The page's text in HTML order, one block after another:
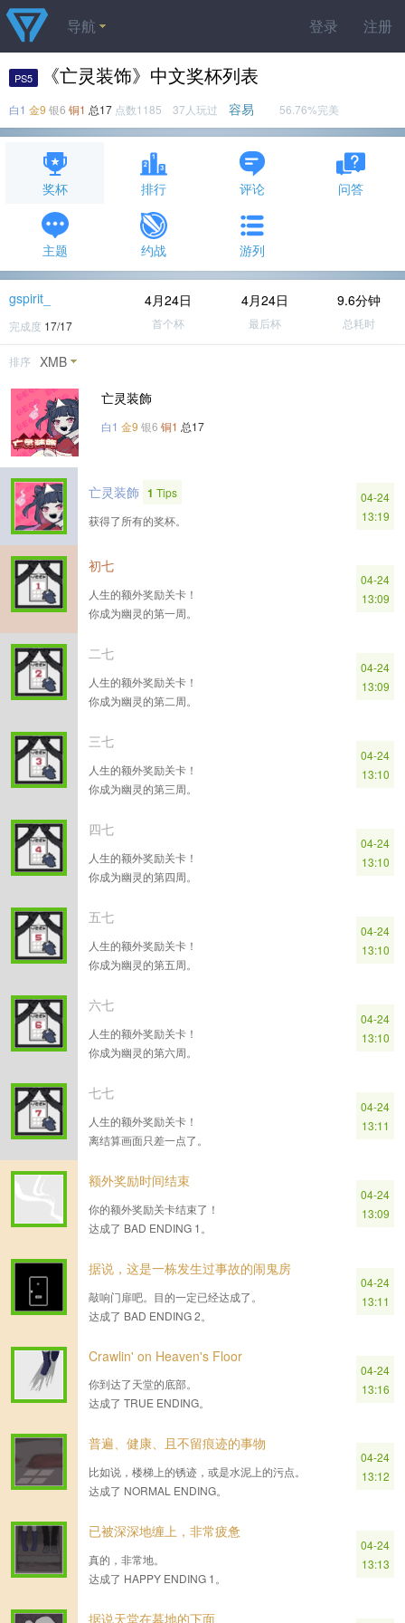
登录 注册
导航
PS5 《亡灵装饰》中文奖杯列表
白1 金9 银6 铜1 总17 点数1185 37人玩过 容易 56.76%完美
奖杯 排行 评论 问答
主题 约战 游列
gspirit_
完成度 17/17
4月24日
首个杯
4月24日
最后杯
9.6分钟
总耗时
排序 XMB
亡灵装飾
白1 金9 银6 铜1 总17
亡灵装飾 1 Tips
获得了所有的奖杯。
04-24
13:19
初七
人生的额外奖励关卡！
你成为幽灵的第一周。
04-24
13:09
二七
人生的额外奖励关卡！
你成为幽灵的第二周。
04-24
13:09
三七
人生的额外奖励关卡！
你成为幽灵的第三周。
04-24
13:10
四七
人生的额外奖励关卡！
你成为幽灵的第四周。
04-24
13:10
五七
人生的额外奖励关卡！
你成为幽灵的第五周。
04-24
13:10
六七
人生的额外奖励关卡！
你成为幽灵的第六周。
04-24
13:10
七七
人生的额外奖励关卡！
离结算画面只差一点了。
04-24
13:11
额外奖励时间结束
你的额外奖励关卡结束了！
达成了 BAD ENDING 1。
04-24
13:09
据说，这是一栋发生过事故的闹鬼房
敲响门扉吧。目的一定已经达成了。
达成了 BAD ENDING 2。
04-24
13:11
Crawlin' on Heaven's Floor
你到达了天堂的底部。
达成了 TRUE ENDING。
04-24
13:16
普遍、健康、且不留痕迹的事物
比如说，楼梯上的锈迹，或是水泥上的污点。
达成了 NORMAL ENDING。
04-24
13:12
已被深深地缠上，非常疲惫
真的，非常地。
达成了 HAPPY ENDING 1。
04-24
13:13
据说天堂在墓地的下面